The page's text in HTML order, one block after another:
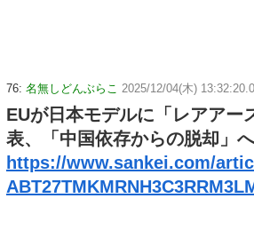
76: 名無しどんぶらこ 2025/12/04(木)
EUが日本モデルに「レアアー
表、「中国依存からの脱却」
https://www.sankei.com/